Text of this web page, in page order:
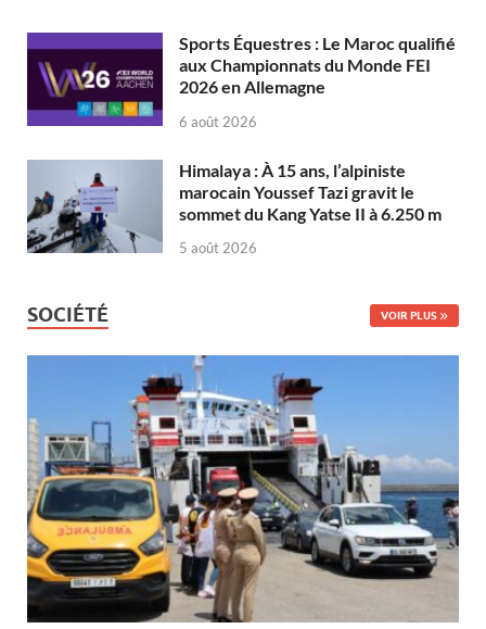
Sports Équestres : Le Maroc qualifié
aux Championnats du Monde FEI
2026 en Allemagne
6 août 2026
Himalaya : À 15 ans, l’alpiniste
marocain Youssef Tazi gravit le
sommet du Kang Yatse II à 6.250 m
5 août 2026
SOCIÉTÉ VOIR PLUS